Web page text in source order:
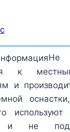
к
и
используют
и не